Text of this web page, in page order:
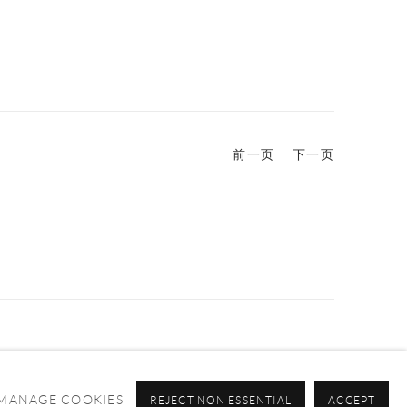
前一页 下一页
COOKIES REJECT NON ESSENTIAL ACCEPT